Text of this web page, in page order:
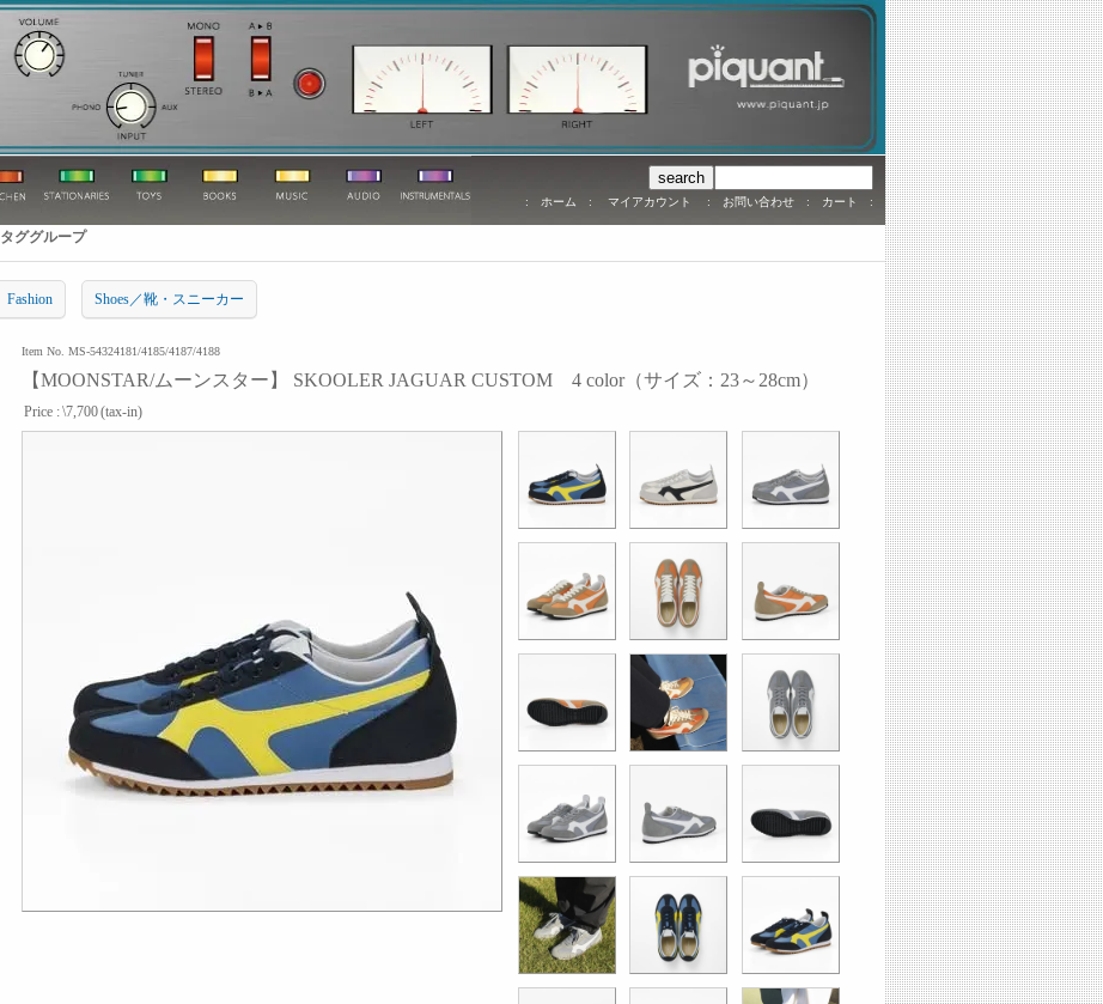
: ホーム : マイアカウント : お問い合わせ : カート :
タググループ
Fashion Shoes／靴・スニーカー
Item No. MS-54324181/4185/4187/4188
【MOONSTAR/ムーンスター】 SKOOLER JAGUAR CUSTOM 4 color（サイズ：23～28cm）
Price :\7,700(tax-in)